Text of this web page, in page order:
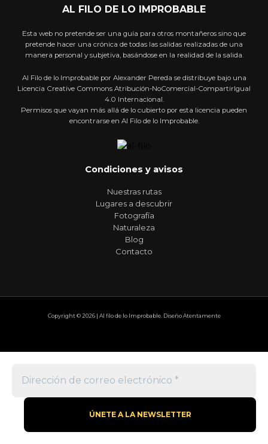
AL FILO DE LO IMPROBABLE
Esta web no pretende ser una guía para otros montañeros sino que
pretende hacer una crónica de todas las salidas realizadas de una
manera personal y subjetiva, basándose en la realidad de la salida.
Al Filo de lo Improbable por Alexander Pereda se distribuye bajo una
Licencia Creative Commons Atribución-NoComercial-CompartirIgual
4.0 Internacional.
Permisos que vayan más allá de lo cubierto por esta licencia pueden
encontrarse en Al Filo de lo Improbable.
Condiciones y avisos
Nuestras rutas
Lugares a descubrir
Fotografía
Naturaleza
Blog
Contacto
Copyright © 2026 | Al filo de lo Improbable. Diseño Atentamente